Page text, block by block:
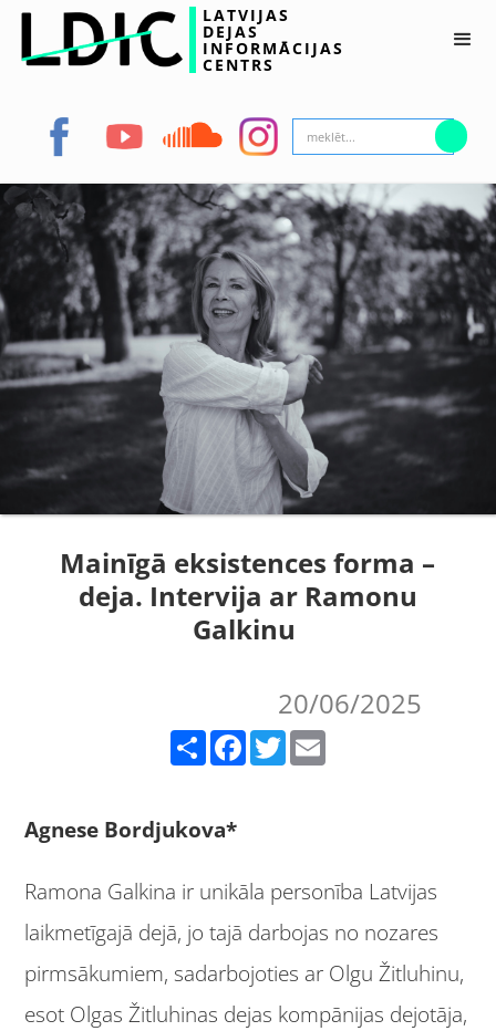
LATVIJAS
DEJAS
INFORMĀCIJAS
CENTRS
Mainīgā eksistences forma –
deja. Intervija ar Ramonu
Galkinu
20/06/2025
Facebook Twitter
Agnese Bordjukova*
Ramona Galkina ir unikāla personība Latvijas
laikmetīgajā dejā, jo tajā darbojas no nozares
pirmsākumiem, sadarbojoties ar Olgu Žitluhinu,
esot Olgas Žitluhinas dejas kompānijas dejotāja,